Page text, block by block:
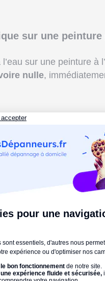
sur une
sur une peinture à
nulle,
Pour comprendre et agir,
causes possibles & que
qui
à un décollement
dezéro! Soyez
par endroits,ils se